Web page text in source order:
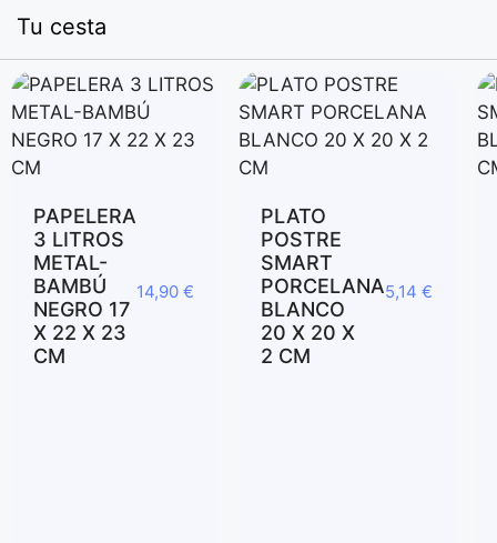
Tu cesta
PAPELERA
3 LITROS
METAL-
BAMBÚ
NEGRO 17
X 22 X 23
CM
14,90 €
PLATO
POSTRE
SMART
PORCELANA
BLANCO
20 X 20 X
2 CM
5,14 €